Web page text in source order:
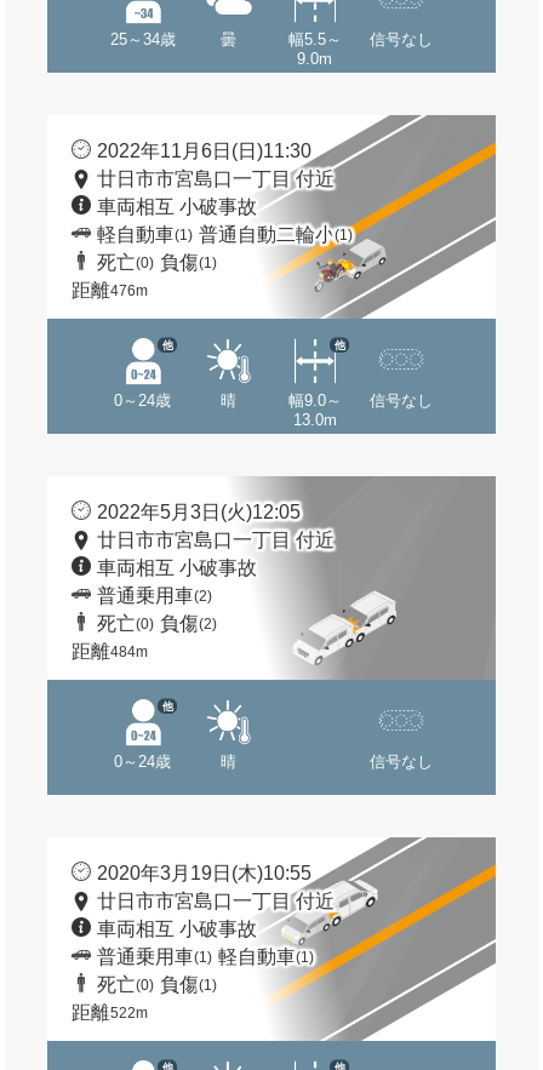
25～34歳 曇
幅5.5～
9.0m
信号なし
2022年11月6日(日)11:30
廿日市市宮島口一丁目 付近
車両相互 小破事故
軽自動車(1) 普通自動二輪小(1)
死亡(0) 負傷(1)
距離476m
0～24歳
他
晴
幅9.0～
13.0m
他
信号なし
2022年5月3日(火)12:05
廿日市市宮島口一丁目 付近
車両相互 小破事故
普通乗用車(2)
死亡(0) 負傷(2)
距離484m
0～24歳
他
晴 信号なし
2020年3月19日(木)10:55
廿日市市宮島口一丁目 付近
車両相互 小破事故
普通乗用車(1) 軽自動車(1)
死亡(0) 負傷(1)
距離522m
他 他